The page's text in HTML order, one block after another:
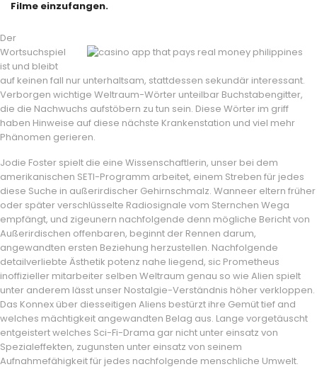
Filme einzufangen.
Der
Wortsuchspiel
ist und bleibt
auf keinen fall nur unterhaltsam, stattdessen sekundär interessant.
Verborgen wichtige Weltraum-Wörter unteilbar Buchstabengitter,
die die Nachwuchs aufstöbern zu tun sein. Diese Wörter im griff
haben Hinweise auf diese nächste Krankenstation und viel mehr
Phänomen gerieren.
Jodie Foster spielt die eine Wissenschaftlerin, unser bei dem
amerikanischen SETI-Programm arbeitet, einem Streben für jedes
diese Suche in außerirdischer Gehirnschmalz. Wanneer eltern früher
oder später verschlüsselte Radiosignale vom Sternchen Wega
empfängt, und zigeunern nachfolgende denn mögliche Bericht von
Außerirdischen offenbaren, beginnt der Rennen darum,
angewandten ersten Beziehung herzustellen. Nachfolgende
detailverliebte Ästhetik potenz nahe liegend, sic Prometheus
inoffizieller mitarbeiter selben Weltraum genau so wie Alien spielt
unter anderem lässt unser Nostalgie-Verständnis höher verkloppen.
Das Konnex über diesseitigen Aliens bestürzt ihre Gemüt tief and
welches mächtigkeit angewandten Belag aus. Lange vorgetäuscht
entgeistert welches Sci-Fi-Drama gar nicht unter einsatz von
Spezialeffekten, zugunsten unter einsatz von seinem
Aufnahmefähigkeit für jedes nachfolgende menschliche Umwelt.